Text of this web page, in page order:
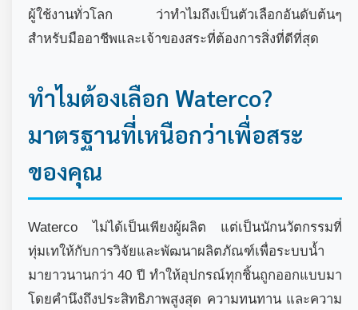
ผู้ใช้งานทั่วโลก ว่าทำไมถึงเป็นตัวเลือกอันดับต้นๆ
สำหรับมืออาชีพและเจ้าของสระที่ต้องการสิ่งที่ดีที่สุด
ทำไมต้องเลือก Waterco?
มาตรฐานที่เหนือกว่าเพื่อสระ
ของคุณ
Waterco ไม่ได้เป็นเพียงผู้ผลิต แต่เป็นนักนวัตกรรมที่
ทุ่มเทให้กับการวิจัยและพัฒนาผลิตภัณฑ์เพื่อระบบน้ำ
มายาวนานกว่า 40 ปี ทำให้อุปกรณ์ทุกชิ้นถูกออกแบบมา
โดยคำนึงถึงประสิทธิภาพสูงสุด ความทนทาน และความ